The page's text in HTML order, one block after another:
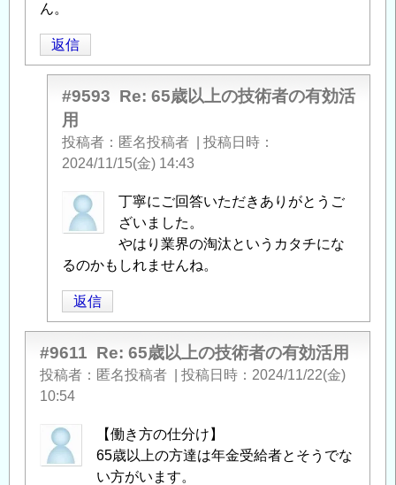
ん。
返信
#9593 Re: 65歳以上の技術者の有効活
用
投稿者 匿名投稿者
投稿日時
2024/11/15(金) 14:43
匿
名
稿
に
よ
る
「Re:
65
以
上
丁寧にご回答いただきありがとうご
ざいました。
やはり業界の淘汰というカタチにな
るのかもしれませんね。
返信
#9611 Re: 65歳以上の技術者の有効活用
投稿者 匿名投稿者 投稿日時
2024/11/22(金)
10:54
【働き方の仕分け】
65歳以上の方達は年金受給者とそうでな
い方がいます。